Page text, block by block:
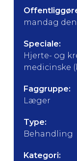
mandag
Speciale:
Hjerte- og
medicinske
Faggruppe:
Læger
Type:
Behandling
Kategori: